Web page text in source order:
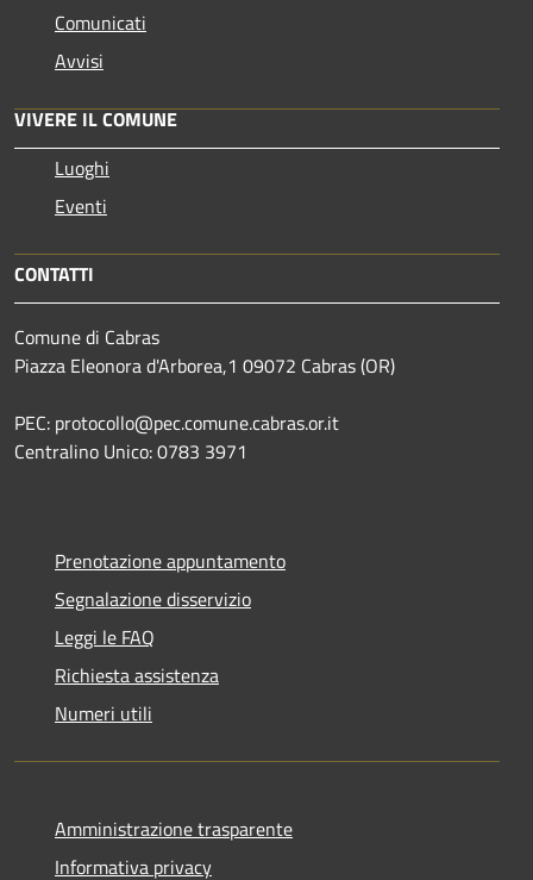
Comunicati
Avvisi
VIVERE IL COMUNE
Luoghi
Eventi
CONTATTI
Comune di Cabras
Piazza Eleonora d'Arborea,1 09072 Cabras (OR)
PEC: protocollo@pec.comune.cabras.or.it
Centralino Unico: 0783 3971
Prenotazione appuntamento
Segnalazione disservizio
Leggi le FAQ
Richiesta assistenza
Numeri utili
Amministrazione trasparente
Informativa privacy